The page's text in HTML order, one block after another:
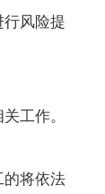
风险提
工作。
的将依法